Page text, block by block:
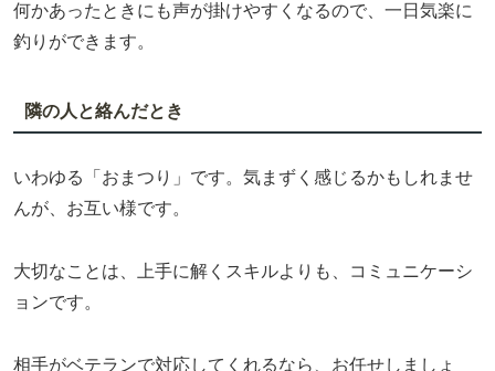
何かあったときにも声が掛けやすくなるので、一日気楽に
釣りができます。
隣の人と絡んだとき
いわゆる「おまつり」です。気まずく感じるかもしれませ
んが、お互い様です。
大切なことは、上手に解くスキルよりも、コミュニケーシ
ョンです。
相手がベテランで対応してくれるなら、お任せしましょ